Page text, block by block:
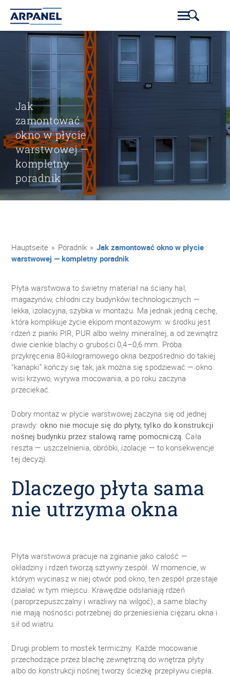
Jak
zamontować
okno w płycie
warstwowej —
kompletny
poradnik
Hauptseite » Poradnik » Jak zamontować okno w płycie
warstwowej — kompletny poradnik
Płyta warstwowa to świetny materiał na ściany hal,
magazynów, chłodni czy budynków technologicznych —
lekka, izolacyjna, szybka w montażu. Ma jednak jedną cechę,
która komplikuje życie ekipom montażowym: w środku jest
rdzeń z pianki PIR, PUR albo wełny mineralnej, a od zewnątrz
dwie cienkie blachy o grubości 0,4–0,6 mm. Próba
przykręcenia 80-kilogramowego okna bezpośrednio do takiej
“kanapki” kończy się tak, jak można się spodziewać — okno
wisi krzywo, wyrywa mocowania, a po roku zaczyna
przeciekać.
Dobry montaż w płycie warstwowej zaczyna się od jednej
prawdy: okno nie mocuje się do płyty, tylko do konstrukcji
nośnej budynku przez stalową ramę pomocniczą. Cała
reszta — uszczelnienia, obróbki, izolacje — to konsekwencje
tej decyzji.
Dlaczego płyta sama
nie utrzyma okna
Płyta warstwowa pracuje na zginanie jako całość —
okładziny i rdzeń tworzą sztywny zespół. W momencie, w
którym wycinasz w niej otwór pod okno, ten zespół przestaje
działać w tym miejscu. Krawędzie odsłaniają rdzeń
(paroprzepuszczalny i wrażliwy na wilgoć), a same blachy
nie mają nośności potrzebnej do przeniesienia ciężaru okna i
sił od wiatru.
Drugi problem to mostek termiczny. Każde mocowanie
przechodzące przez blachę zewnętrzną do wnętrza płyty
albo do konstrukcji nośnej tworzy ścieżkę przepływu ciepła.